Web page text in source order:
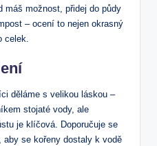
máš možnost, ‍přidej do půdy
– ocení to nejen okrasný
celek.
děláme s velikou láskou –
stojaté vody, ale
je klíčová. Doporučuje se
aby se kořeny dostaly ⁣k ​vodě